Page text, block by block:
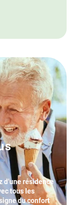
résidence
tous les
du confort